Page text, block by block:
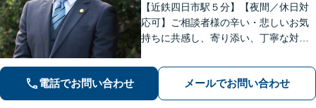
【近鉄四日市駅５分】【夜間／休日対
応可】ご相談者様の辛い・悲しいお気
持ちに共感し、寄り添い、丁寧な対応
相続／刑事事件など、幅広く対応【地
域に根ざした弁護士】お気軽にお問い
合わせください。
電話でお問い合わせ メールでお問い合わせ